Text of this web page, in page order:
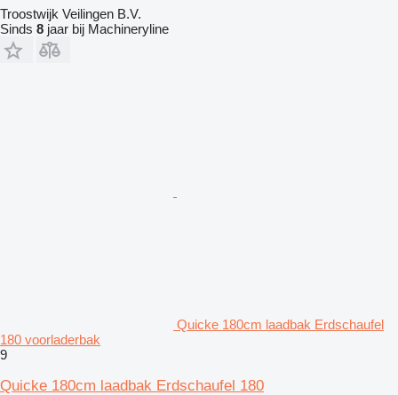
Troostwijk Veilingen B.V.
Sinds 8 jaar bij Machineryline
Quicke 180cm laadbak Erdschaufel
180 voorladerbak
9
Quicke 180cm laadbak Erdschaufel 180